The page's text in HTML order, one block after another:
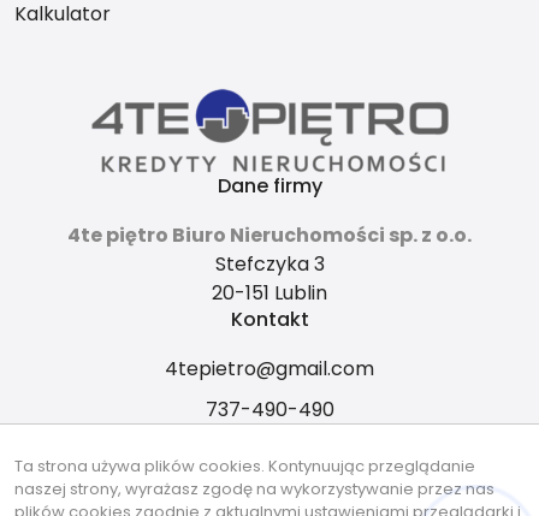
Kalkulator
Dane firmy
4te piętro Biuro Nieruchomości sp. z o.o.
Stefczyka 3
20-151 Lublin
Kontakt
4tepietro@gmail.com
737-490-490
Ta strona używa plików cookies. Kontynuując przeglądanie
naszej strony, wyrażasz zgodę na wykorzystywanie przez nas